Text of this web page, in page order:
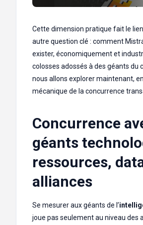
Cette dimension pratique fait le
autre question clé : comment
exister, économiquement et
colosses adossés à des géants du
nous allons explorer maintenant,
mécanique de la concurrence
Concurrence
géants
ressources,
alliances
Se mesurer aux géants de l’
joue pas seulement au niveau des